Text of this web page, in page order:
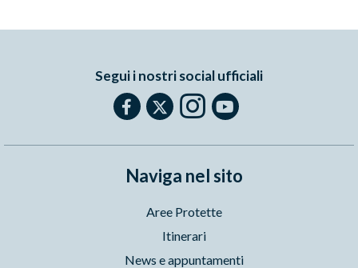
Segui i nostri social ufficiali
Naviga nel sito
Aree Protette
Itinerari
News e appuntamenti